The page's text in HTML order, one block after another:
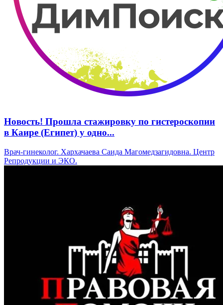
Новость! Прошла стажировку по гистероскопии
в Каире (Египет) у одно...
Врач-гинеколог. Хархачаева Саида Магомедзагидовна. Центр
Репродукции и ЭКО.